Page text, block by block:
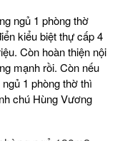
ngủ 1 phòng thờ
kiểu biệt thự cấp 4
Còn hoàn thiện nội
mạnh rồi. Còn nếu
1 phòng thờ thì
chú Hùng Vương